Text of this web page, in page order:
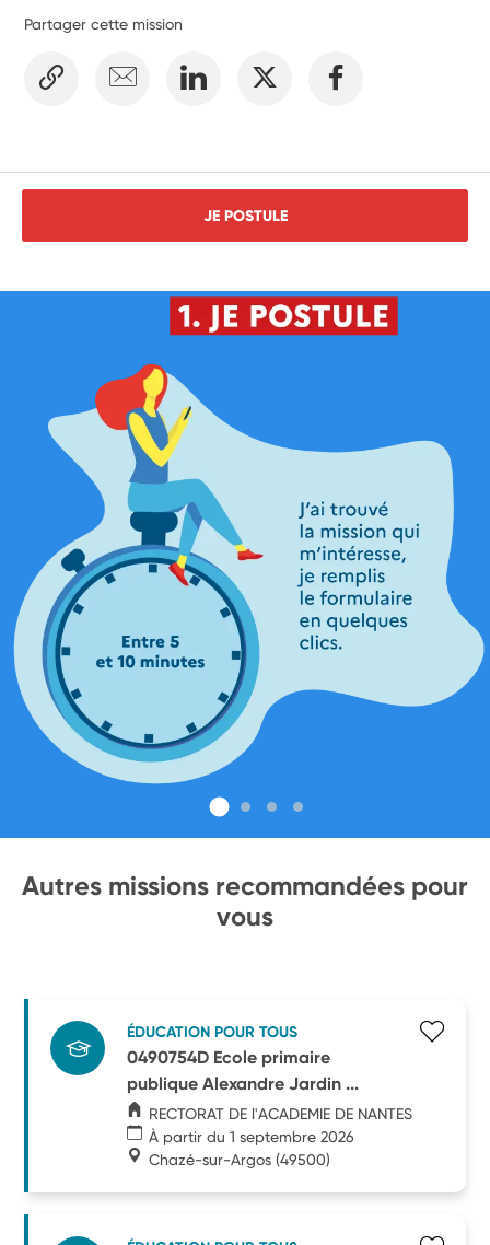
Partager cette mission
JE POSTULE
Autres missions recommandées pour
vous
ÉDUCATION POUR TOUS
0490754D Ecole primaire
publique Alexandre Jardin ...
RECTORAT DE l'ACADEMIE DE NANTES
À partir du 1 septembre 2026
Chazé-sur-Argos (49500)